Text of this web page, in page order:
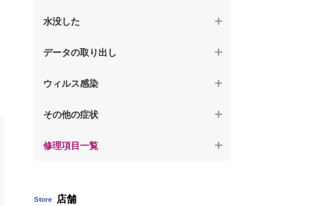
【macbook】症状が選択肢にない、よく分
【macbook】症状が選択肢にない、よく分
【macbook】パソコンから異音がする
熱風が出ている
【macbook】症状が選択肢にない、よく分
水没した
【macbook】水没してパソコンが動かない
データの取り出し
【macbook】起動しないパソコンのデータ
【macbook】ログインできないパソコンの
ウィルス感染
【macbook】特定のプログラムを削除した
【macbook】症状が選択肢にない、よく分
その他の症状
修理項目一覧
Store 店舗